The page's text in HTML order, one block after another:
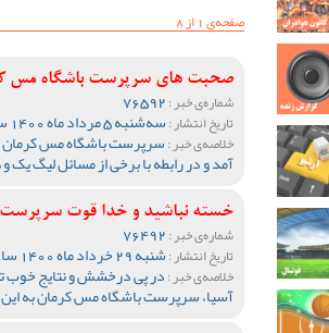
صفحه‌ی 1 از 8
صحبت های سرپرست باشگاه مس
شماره‌ی خبر :
تاریخ انتشار :سه‌شنبه 5 مرداد ماه 1400 ساعت 12:00
خلاصه‌ی خبر :سرپرست باشگاه مس کرمان
آمد و در رابطه با برخی از مسائل لیگ
خسته نباشید و خدا قوت سرپرست
شماره‌ی خبر :
تاریخ انتشار :شنبه 29 خرداد ماه 1400 ساعت 23:12
خلاصه‌ی خبر :در پی درخشش و نتایج خوب
آسیا، سرپرست باشگاه مس کرمان به